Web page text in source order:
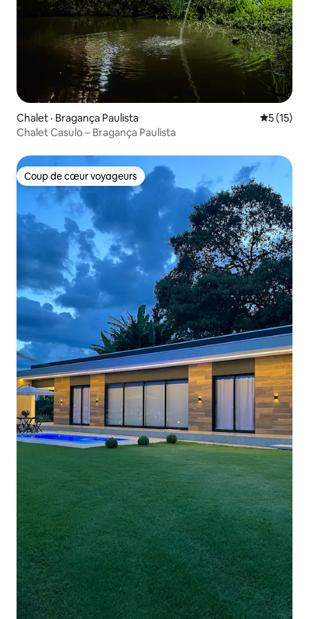
Chalet · Bragança Paulista Note
5 (15)
Chalet Casulo – Bragança Paulista
Coup de cœur voyageurs
Coup de cœur voyageurs